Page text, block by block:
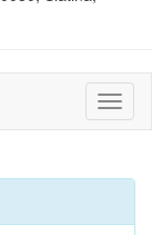
sau